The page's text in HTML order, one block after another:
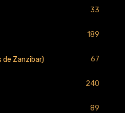
33
189
de Zanzibar) 67
240
89